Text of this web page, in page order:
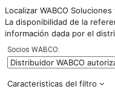
Localizar WABCO
La disponibilidad de la
información dada por el
Socios WABCO:
Caracteristicas del filtro